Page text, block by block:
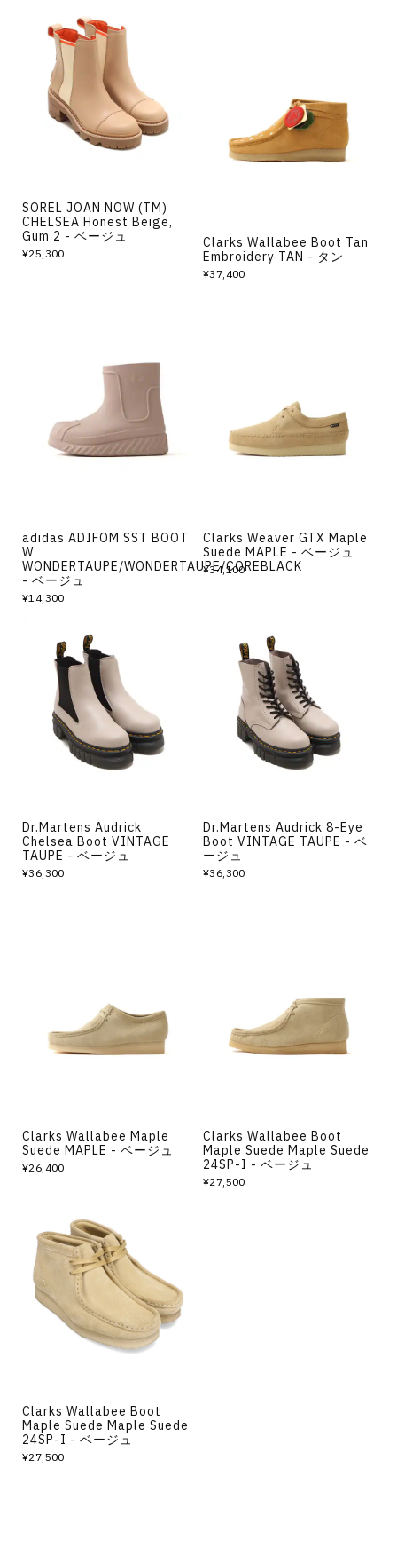
SOREL JOAN NOW (TM)
CHELSEA Honest Beige,
Gum 2 - ベージュ
¥25,300
Clarks Wallabee Boot Tan
Embroidery TAN - タン
¥37,400
adidas ADIFOM SST BOOT
W
WONDERTAUPE/WONDERTAUPE/COREBLACK
- ベージュ
¥14,300
Clarks Weaver GTX Maple
Suede MAPLE - ベージュ
¥34,100
Dr.Martens Audrick
Chelsea Boot VINTAGE
TAUPE - ベージュ
¥36,300
Dr.Martens Audrick 8-Eye
Boot VINTAGE TAUPE - ベ
ージュ
¥36,300
Clarks Wallabee Maple
Suede MAPLE - ベージュ
¥26,400
Clarks Wallabee Boot
Maple Suede Maple Suede
24SP-I - ベージュ
¥27,500
Clarks Wallabee Boot
Maple Suede Maple Suede
24SP-I - ベージュ
¥27,500